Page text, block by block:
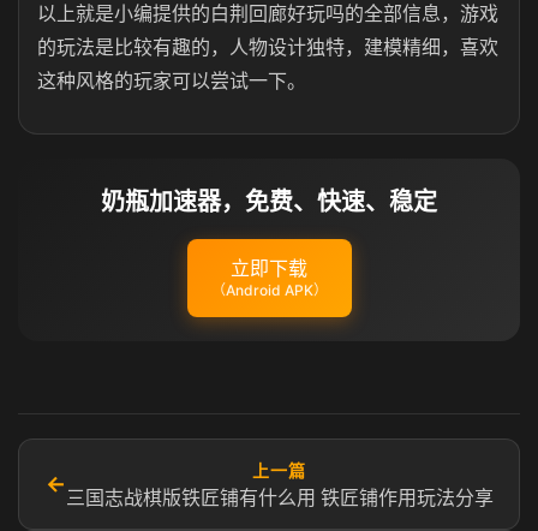
以上就是小编提供的白荆回廊好玩吗的全部信息，游戏
的玩法是比较有趣的，人物设计独特，建模精细，喜欢
这种风格的玩家可以尝试一下。
奶瓶加速器，免费、快速、稳定
立即下载
（Android APK）
←
上一篇
三国志战棋版铁匠铺有什么用​ ​铁匠铺作用玩法分享